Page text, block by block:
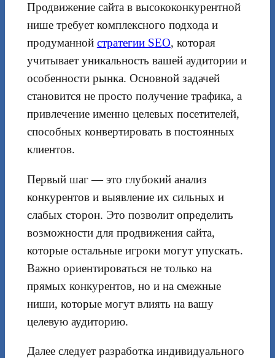
Продвижение сайта в высококонкурентной
нише требует комплексного подхода и
продуманной стратегии SEO, которая
учитывает уникальность вашей аудитории и
особенности рынка. Основной задачей
становится не просто получение трафика, а
привлечение именно целевых посетителей,
способных конвертировать в постоянных
клиентов.
Первый шаг — это глубокий анализ
конкурентов и выявление их сильных и
слабых сторон. Это позволит определить
возможности для продвижения сайта,
которые остальные игроки могут упускать.
Важно ориентироваться не только на
прямых конкурентов, но и на смежные
ниши, которые могут влиять на вашу
целевую аудиторию.
Далее следует разработка индивидуального